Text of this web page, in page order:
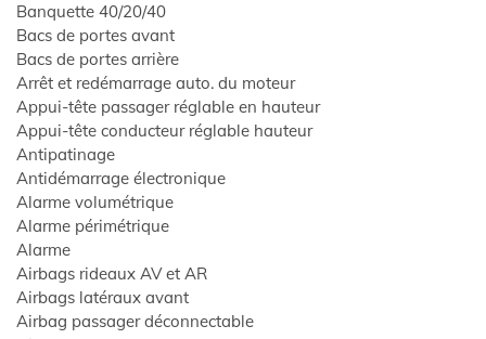
Banquette 40/20/40
Bacs de portes avant
Bacs de portes arrière
Arrêt et redémarrage auto. du moteur
Appui-tête passager réglable en hauteur
Appui-tête conducteur réglable hauteur
Antipatinage
Antidémarrage électronique
Alarme volumétrique
Alarme périmétrique
Alarme
Airbags rideaux AV et AR
Airbags latéraux avant
Airbag passager déconnectable